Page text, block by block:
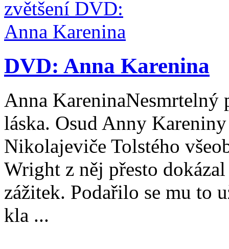
DVD: Anna Karenina
Anna KareninaNesmrtelný
láska. Osud Anny
Nikolajeviče Tolstého
Wright z něj přesto
zážitek. Podařilo se mu to
kla ...